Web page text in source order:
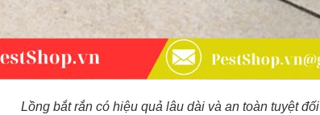
Lồng bắt rắn có hiệu quả lâu dài và an toàn tuyệt đối